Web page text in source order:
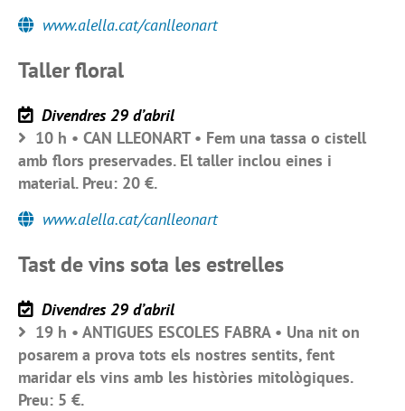
www.alella.cat/canlleonart
Taller floral
Divendres 29 d’abril
10 h • CAN LLEONART • Fem una tassa o cistell
amb flors preservades. El taller inclou eines i
material. Preu: 20 €.
www.alella.cat/canlleonart
Tast de vins sota les estrelles
Divendres 29 d’abril
19 h • ANTIGUES ESCOLES FABRA • Una nit on
posarem a prova tots els nostres sentits, fent
maridar els vins amb les històries mitològiques.
Preu: 5 €.